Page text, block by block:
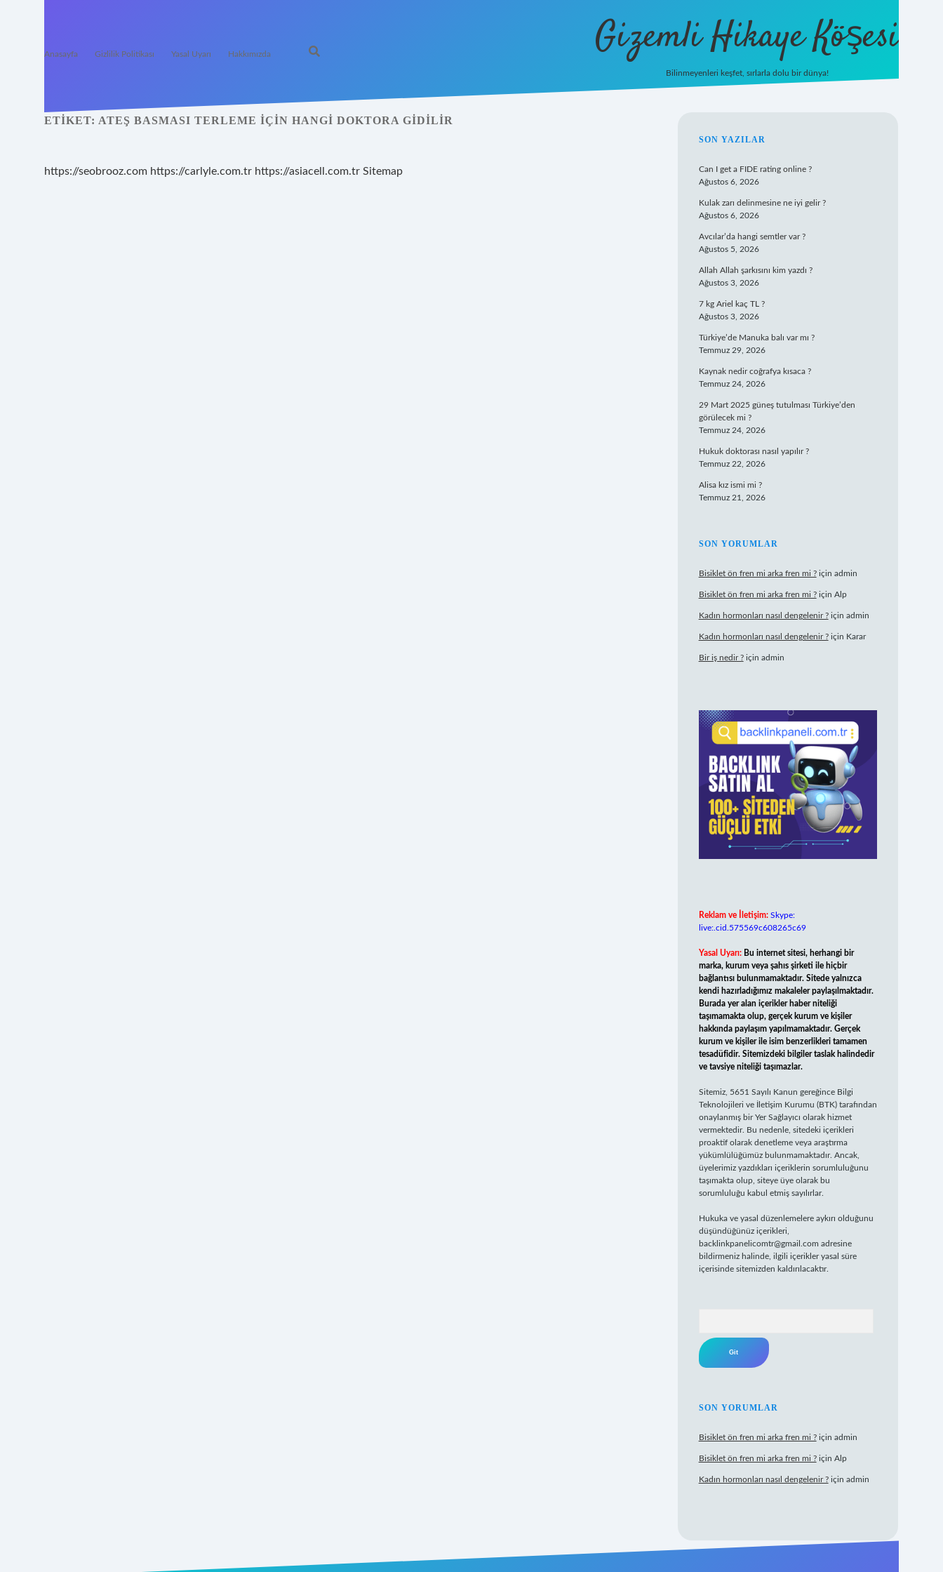
Anasayfa Gizlilik Politikası Yasal Uyarı Hakkımızda Gizemli Hikaye Köşesi
Bilinmeyenleri keşfet, sırlarla dolu bir dünya!
ETIKET: ATEŞ BASMASI TERLEME IÇIN HANGI DOKTORA GIDILIR
https://seobrooz.com https://carlyle.com.tr https://asiacell.com.tr Sitemap
SIDEBAR
SON YAZILAR
Can I get a FIDE rating online ?
Ağustos 6, 2026
Kulak zarı delinmesine ne iyi gelir ?
Ağustos 6, 2026
Avcılar’da hangi semtler var ?
Ağustos 5, 2026
Allah Allah şarkısını kim yazdı ?
Ağustos 3, 2026
7 kg Ariel kaç TL ?
Ağustos 3, 2026
Türkiye’de Manuka balı var mı ?
Temmuz 29, 2026
Kaynak nedir coğrafya kısaca ?
Temmuz 24, 2026
29 Mart 2025 güneş tutulması Türkiye’den
görülecek mi ?
Temmuz 24, 2026
Hukuk doktorası nasıl yapılır ?
Temmuz 22, 2026
Alisa kız ismi mi ?
Temmuz 21, 2026
SON YORUMLAR
Bisiklet ön fren mi arka fren mi ?için admin
Bisiklet ön fren mi arka fren mi ?için Alp
Kadın hormonları nasıl dengelenir ?için admin
Kadın hormonları nasıl dengelenir ?için Karar
Bir iş nedir ?için admin
Reklam ve İletişim: Skype:
live:.cid.575569c608265c69
Yasal Uyarı: Bu internet sitesi, herhangi bir
marka, kurum veya şahıs şirketi ile hiçbir
bağlantısı bulunmamaktadır. Sitede yalnızca
kendi hazırladığımız makaleler paylaşılmaktadır.
Burada yer alan içerikler haber niteliği
taşımamakta olup, gerçek kurum ve kişiler
hakkında paylaşım yapılmamaktadır. Gerçek
kurum ve kişiler ile isim benzerlikleri tamamen
tesadüfidir. Sitemizdeki bilgiler taslak halindedir
ve tavsiye niteliği taşımazlar.
Sitemiz, 5651 Sayılı Kanun gereğince Bilgi
Teknolojileri ve İletişim Kurumu (BTK) tarafından
onaylanmış bir Yer Sağlayıcı olarak hizmet
vermektedir. Bu nedenle, sitedeki içerikleri
proaktif olarak denetleme veya araştırma
yükümlülüğümüz bulunmamaktadır. Ancak,
üyelerimiz yazdıkları içeriklerin sorumluluğunu
taşımakta olup, siteye üye olarak bu
sorumluluğu kabul etmiş sayılırlar.
Hukuka ve yasal düzenlemelere aykırı olduğunu
düşündüğünüz içerikleri,
backlinkpanelicomtr@gmail.com adresine
bildirmeniz halinde, ilgili içerikler yasal süre
içerisinde sitemizden kaldırılacaktır.
SON YORUMLAR
Bisiklet ön fren mi arka fren mi ?için admin
Bisiklet ön fren mi arka fren mi ?için Alp
Kadın hormonları nasıl dengelenir ?için admin